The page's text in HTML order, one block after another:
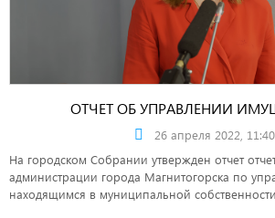
ОТЧЕТ ОБ УПРАВЛЕНИИ
26 апреля 2022, 11:40
На городском Собрании утвержден отчет
администрации города Магнитогорска по
находящимся в муниципальной